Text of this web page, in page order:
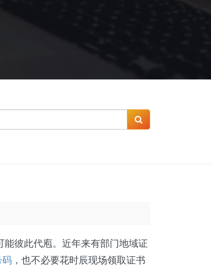
彼此代庖。近年来有部门地域证
码 ，也不必要花时辰现场领取证书